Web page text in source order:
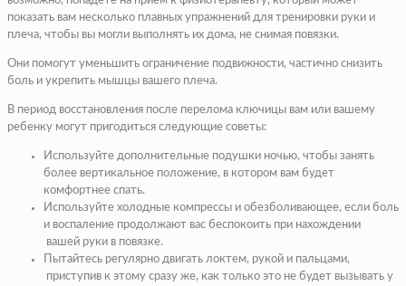
показать вам несколько плавных упражнений для тренировки руки и
плеча, чтобы вы могли выполнять их дома, не снимая повязки.
Они помогут уменьшить ограничение подвижности, частично снизить
боль и укрепить мышцы вашего плеча.
В период восстановления после перелома ключицы вам или вашему
ребенку могут пригодиться следующие советы:
Используйте дополнительные подушки ночью, чтобы занять
более вертикальное положение, в котором вам будет
комфортнее спать.
Используйте холодные компрессы и обезболивающее, если боль
и воспаление продолжают вас беспокоить при нахождении
вашей руки в повязке.
Пытайтесь регулярно двигать локтем, рукой и пальцами,
приступив к этому сразу же, как только это не будет вызывать у